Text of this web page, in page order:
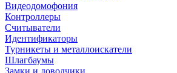
Видеодомофония
Контроллеры
Считыватели
Идентификаторы
Турникеты и металлоискатели
Шлагбаумы